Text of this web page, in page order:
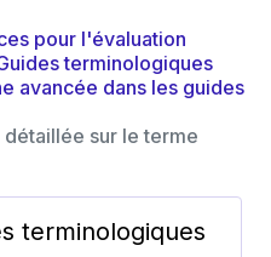
pour l'évaluation
terminologiques
avancée dans les guides
sur le terme
terminologiques